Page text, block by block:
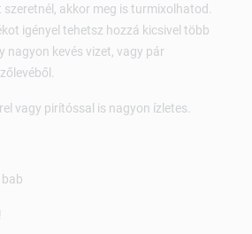
akkor meg is turmixolhatod.
igényel tehetsz hozzá kicsivel több
nagyon kevés vizet, vagy pár
vagy pirítóssal is nagyon ízletes.